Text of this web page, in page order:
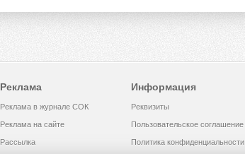
Реклама
Реклама в журнале СОК
Реклама на сайте
Рассылка
Информация
Реквизиты
Пользовательское соглашение
Политика конфиденциальности